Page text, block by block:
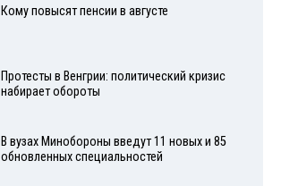
Кому повысят пенсии в августе
Протесты в Венгрии: политический кризис
набирает обороты
В вузах Минобороны введут 11 новых и 85
обновленных специальностей